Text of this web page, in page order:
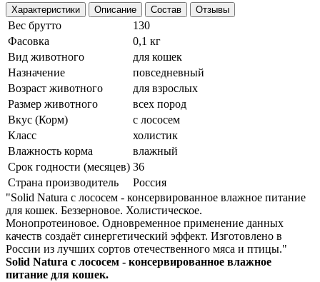
Характеристики Описание Состав Отзывы
Вес брутто
130
Фасовка
0,1 кг
Вид животного
для кошек
Назначение
повседневный
Возраст животного
для взрослых
Размер животного
всех пород
Вкус (Корм)
с лососем
Класс
холистик
Влажность корма
влажный
Срок годности (месяцев) 36
Страна производитель
Россия
"Solid Natura с лососем - консервированное влажное питание
для кошек. Беззерновое. Холистическое.
Монопротеиновое. Одновременное применение данных
качеств создаёт синергетический эффект. Изготовлено в
России из лучших сортов отечественного мяса и птицы."
Solid Natura с лососем - консервированное влажное
питание для кошек.